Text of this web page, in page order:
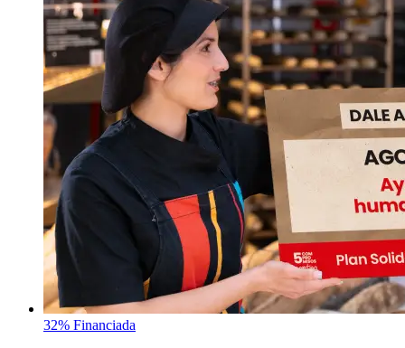
32% Financiada